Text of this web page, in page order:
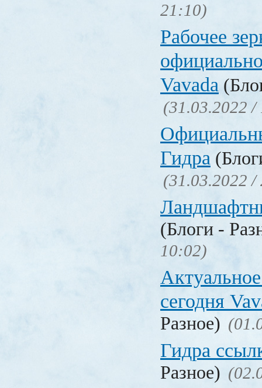
21:10)
Рабочее
Vavada
(31.03.2022 /
Гидра
(31.03.2022 /
(Блоги -
10:02)
сегодня
Разное)
Гидра
Разное)